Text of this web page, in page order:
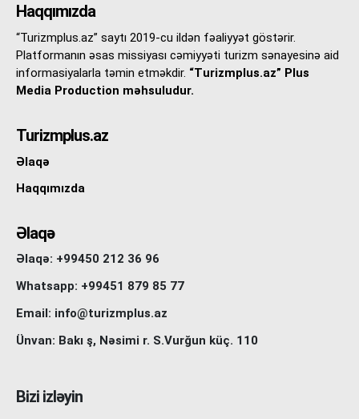
Haqqımızda
“Turizmplus.az” saytı 2019-cu ildən fəaliyyət göstərir.
Platformanın əsas missiyası cəmiyyəti turizm sənayesinə aid
informasiyalarla təmin etməkdir. “Turizmplus.az” Plus
Media Production məhsuludur.
Turizmplus.az
Əlaqə
Haqqımızda
Əlaqə
Əlaqə: +99450 212 36 96
Whatsapp: +99451 879 85 77
Email: info@turizmplus.az
Ünvan: Bakı ş, Nəsimi r. S.Vurğun küç. 110
Bizi izləyin